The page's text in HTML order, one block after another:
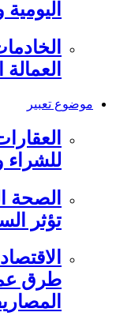
موضوع تعبير
للشراء
تؤثر
طرق